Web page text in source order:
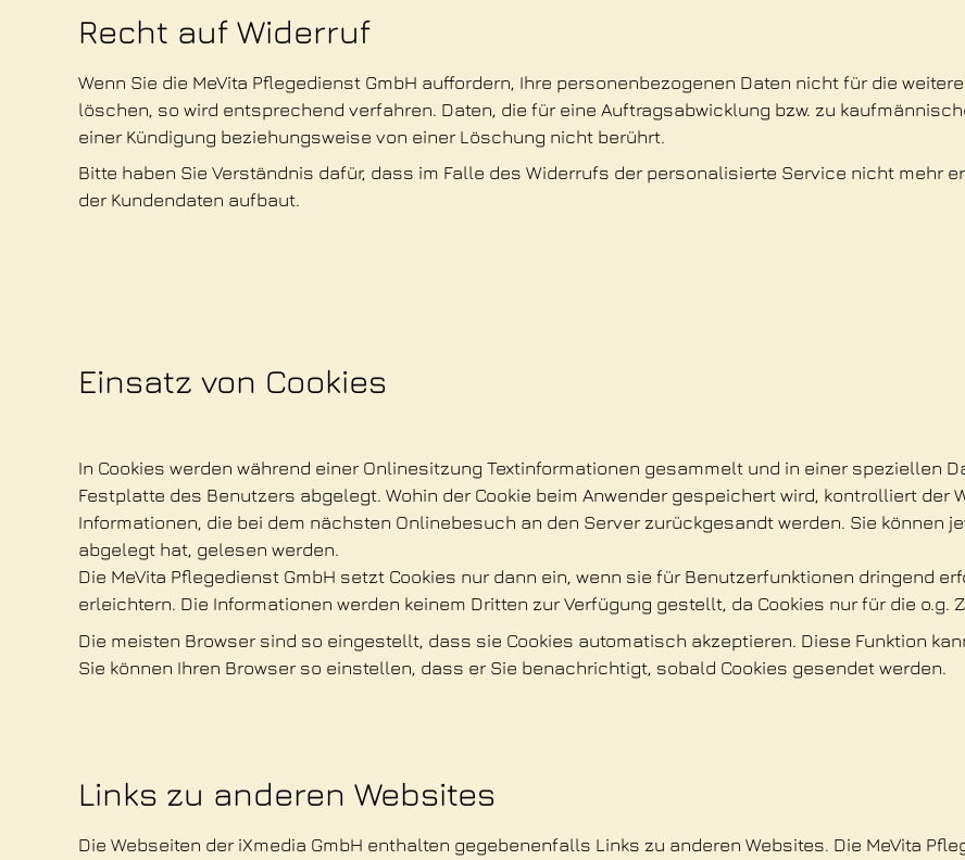
Recht auf Widerruf
Wenn Sie die MeVita Pflegedienst GmbH auffordern, Ihre personenbezogenen Daten nicht für die
löschen, so wird entsprechend verfahren. Daten, die für eine Auftragsabwicklung bzw. zu
einer Kündigung beziehungsweise von einer Löschung nicht berührt.
Bitte haben Sie Verständnis dafür, dass im Falle des Widerrufs der personalisierte Service nicht mehr
der Kundendaten aufbaut.
Einsatz von Cookies
In Cookies werden während einer Onlinesitzung Textinformationen gesammelt und in einer speziellen
Festplatte des Benutzers abgelegt. Wohin der Cookie beim Anwender gespeichert wird, kontrolliert der
Informationen, die bei dem nächsten Onlinebesuch an den Server zurückgesandt werden. Sie können
abgelegt hat, gelesen werden.
Die MeVita Pflegedienst GmbH setzt Cookies nur dann ein, wenn sie für Benutzerfunktionen dringend
erleichtern. Die Informationen werden keinem Dritten zur Verfügung gestellt, da Cookies nur für die o.g.
Die meisten Browser sind so eingestellt, dass sie Cookies automatisch akzeptieren. Diese Funktion
Sie können Ihren Browser so einstellen, dass er Sie benachrichtigt, sobald Cookies gesendet werden.
Links zu anderen Websites
Die Webseiten der iXmedia GmbH enthalten gegebenenfalls Links zu anderen Websites. Die MeVita